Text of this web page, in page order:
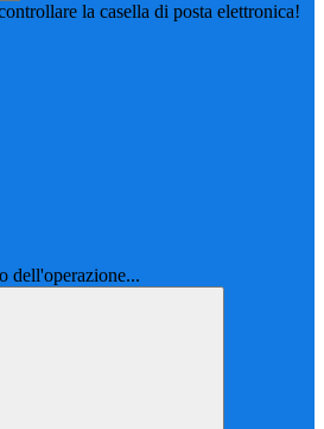
la casella di posta elettronica!
dell'operazione...